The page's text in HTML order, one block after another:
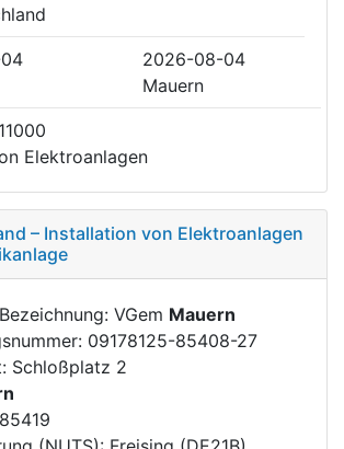
2026-08-04
Mauern
Elektroanlagen
– Installation von Elektroanlagen
VGem Mauern
09178125-85408-27
Schloßplatz 2